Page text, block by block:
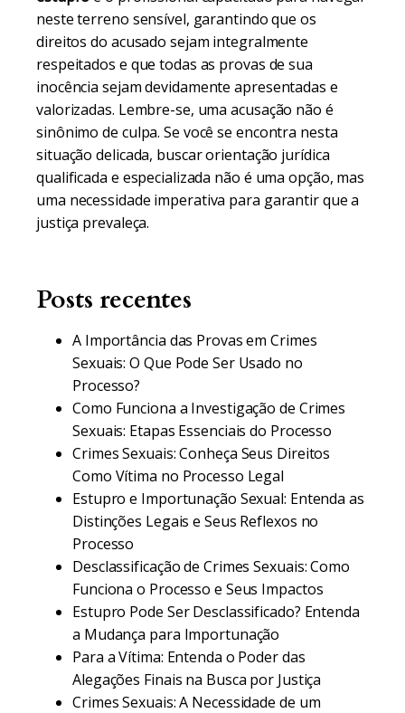
neste terreno sensível, garantindo que os
direitos do acusado sejam integralmente
respeitados e que todas as provas de sua
inocência sejam devidamente apresentadas e
valorizadas. Lembre-se, uma acusação não é
sinônimo de culpa. Se você se encontra nesta
situação delicada, buscar orientação jurídica
qualificada e especializada não é uma opção, mas
uma necessidade imperativa para garantir que a
justiça prevaleça.
Posts recentes
A Importância das Provas em Crimes
Sexuais: O Que Pode Ser Usado no
Processo?
Como Funciona a Investigação de Crimes
Sexuais: Etapas Essenciais do Processo
Crimes Sexuais: Conheça Seus Direitos
Como Vítima no Processo Legal
Estupro e Importunação Sexual: Entenda as
Distinções Legais e Seus Reflexos no
Processo
Desclassificação de Crimes Sexuais: Como
Funciona o Processo e Seus Impactos
Estupro Pode Ser Desclassificado? Entenda
a Mudança para Importunação
Para a Vítima: Entenda o Poder das
Alegações Finais na Busca por Justiça
Crimes Sexuais: A Necessidade de um